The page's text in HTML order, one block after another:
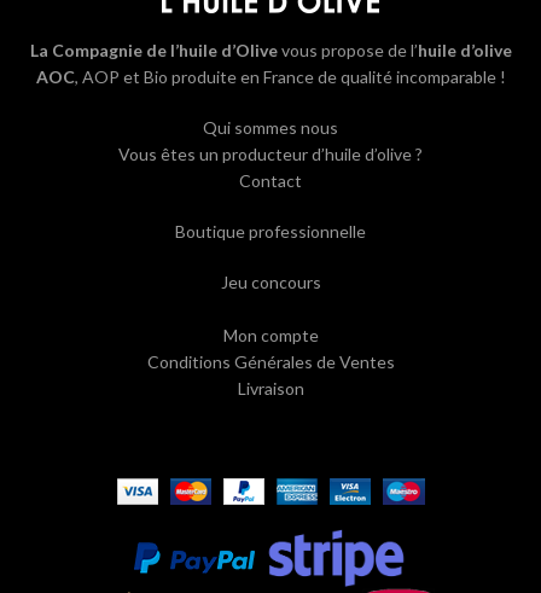
La Compagnie de l’huile d’Olivevous propose de l’huile d’olive
AOC, AOP et Bio produite en France de qualité incomparable !
Qui sommes nous
Vous êtes un producteur d’huile d’olive ?
Contact
Boutique professionnelle
Jeu concours
Mon compte
Conditions Générales de Ventes
Livraison